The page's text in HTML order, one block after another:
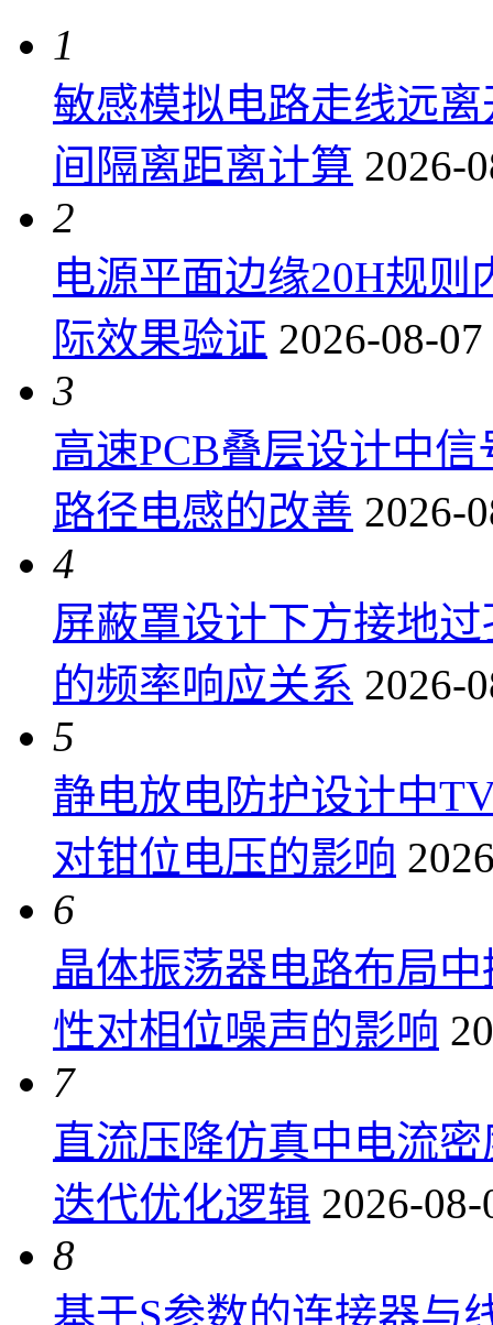
1
敏感模拟电路走线远
间隔离距离计算 2026-
2
电源平面边缘20H规
际效果验证 2026-08-
3
高速PCB叠层设计中
路径电感的改善 2026-
4
屏蔽罩设计下方接地
的频率响应关系 2026-
5
静电放电防护设计中
对钳位电压的影响
6
晶体振荡器电路布局
性对相位噪声的影响
7
直流压降仿真中电流
迭代优化逻辑 2026-
8
基于S参数的连接器与